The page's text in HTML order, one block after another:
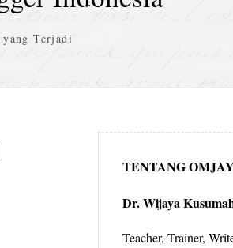
Terjadi
TENTANG OMJAY
Dr. Wijaya
Teacher, Trainer,